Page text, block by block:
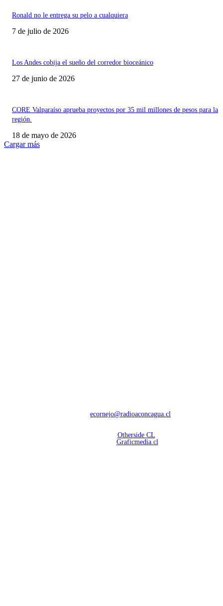
Ronald no le entrega su pelo a cualquiera
7 de julio de 2026
Los Andes cobija el sueño del corredor bioceánico
27 de junio de 2026
CORE Valparaíso aprueba proyectos por 35 mil millones de pesos para la
región.
18 de mayo de 2026
Cargar más
ecornejo@radioaconcagua.cl
Otherside CL
Graficmedia.cl